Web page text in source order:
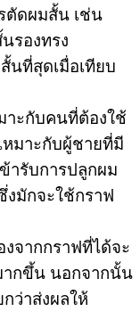
ตัดผมสั้น เช่น
รองทรง
นที่สุดเมื่อเทียบ
าะกับคนที่ต้องใช้
หมาะกับผู้ชายที่มี
ารับการปลูกผม
งมักจะใช้กราฟ
จากกราฟที่ได้จะ
ากขึ้น นอกจากนั้น
ว่าส่งผลให้